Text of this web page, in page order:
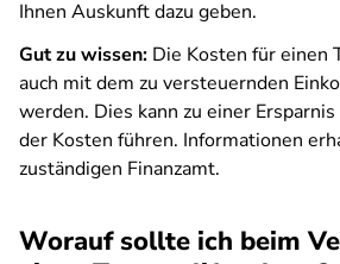
Ihnen Auskunft dazu geben.
Gut zu wissen: Die Kosten für einen
auch mit dem zu versteuernden
werden. Dies kann zu einer
der Kosten führen. Informationen
zuständigen Finanzamt.
Worauf sollte ich beim